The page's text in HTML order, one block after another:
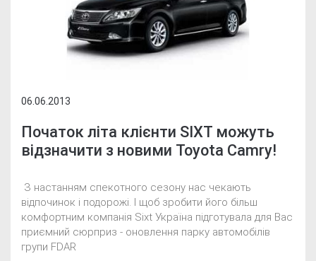
06.06.2013
Початок літа клієнти SIXT можуть
відзначити з новими Toyota Camry!
З настанням спекотного сезону нас чекають
відпочинок і подорожі. І щоб зробити його більш
комфортним компанія Sixt Україна підготувала для Вас
приємний сюрприз - оновлення парку автомобілів
групи FDAR